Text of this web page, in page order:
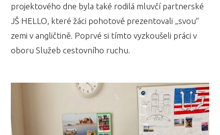
projektového dne byla také rodilá mluvčí partnerské
JŠ HELLO, které žáci pohotově prezentovali „svou“
zemi v angličtině. Poprvé si tímto vyzkoušeli práci v
oboru Služeb cestovního ruchu.